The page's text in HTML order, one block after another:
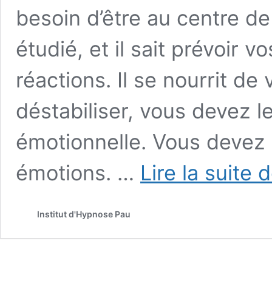
besoin d’être au centre
étudié, et il sait prévoir
réactions. Il se nourrit de
déstabiliser, vous devez
émotionnelle. Vous
émotions. … Lire la suite
Institut d'Hypnose Pau